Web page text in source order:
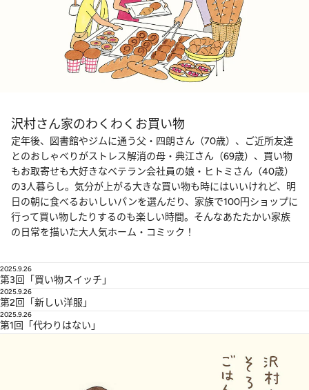
沢村さん家のわくわくお買い物
定年後、図書館やジムに通う父・四朗さん（70歳）、ご近所友達
とのおしゃべりがストレス解消の母・典江さん（69歳）、買い物
もお取寄せも大好きなベテラン会社員の娘・ヒトミさん（40歳）
の3人暮らし。気分が上がる大きな買い物も時にはいいけれど、明
日の朝に食べるおいしいパンを選んだり、家族で100円ショップに
行って買い物したりするのも楽しい時間。そんなあたたかい家族
の日常を描いた大人気ホーム・コミック！
2025.9.26
第3回「買い物スイッチ」
2025.9.26
第2回「新しい洋服」
2025.9.26
第1回「代わりはない」